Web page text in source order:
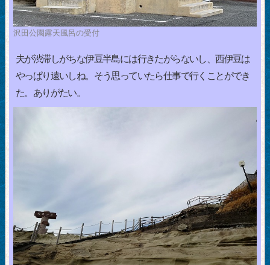
沢田公園露天風呂の受付
夫が渋滞しがちな伊豆半島には行きたがらないし、西伊豆は
やっぱり遠いしね。そう思っていたら仕事で行くことができ
た。ありがたい。